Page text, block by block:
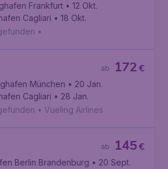
Frankfurt • 12 Okt.
Cagliari • 18 Okt.
•
€
172
ab
München • 20 Jan.
Cagliari • 28 Jan.
• Vueling Airlines
€
145
ab
Berlin Brandenburg • 20 Sept.